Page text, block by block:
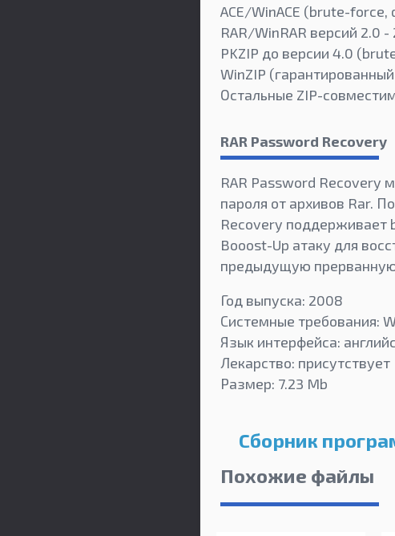
ACE/WinACE (brute-force,
RAR/WinRAR версий 2.0
PKZIP до версии 4.0
WinZIP
Остальные ZIP-
RAR Password Recovery
RAR Password Recovery
пароля от архивов Rar.
Recovery поддерживает
Booost-Up атаку для
предыдущую
Год выпуска: 2008
Системные требования:
Язык интерфейса:
Лекарство: присутствует
Размер: 7.23 Mb
Сборник
Похожие файлы